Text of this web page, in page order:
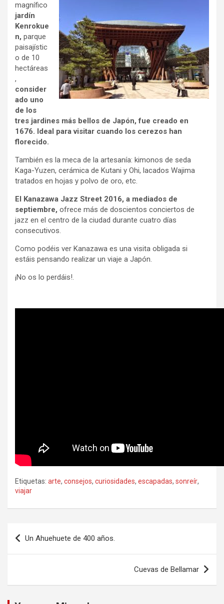
magnífico
jardín
Kenrokue
n, parque
paisajístic
o de 10
hectáreas
,
consider
ado uno
de los
tres jardines más bellos de Japón, fue creado en
1676. Ideal para visitar cuando los cerezos han
florecido.
También es la meca de la artesanía: kimonos de seda
Kaga-Yuzen, cerámica de Kutani y Ohi, lacados Wajima
tratados en hojas y polvo de oro, etc.
El Kanazawa Jazz Street 2016, a mediados de
septiembre, ofrece más de doscientos conciertos de
jazz en el centro de la ciudad durante cuatro días
consecutivos.
Como podéis ver Kanazawa es una visita obligada si
estáis pensando realizar un viaje a Japón.
¡No os lo perdáis!.
Etiquetas: arte, consejos, curiosidades, escapadas, sonreír,
viajar
Navegación
de
Un Ahuehuete de 400 años.
Cuevas de Bellamar